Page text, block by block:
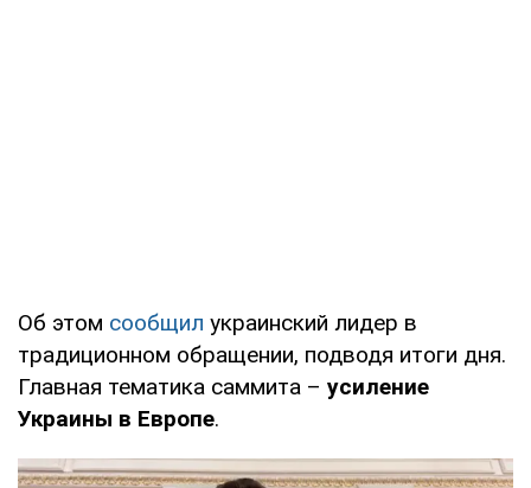
Об этом сообщил украинский лидер в
традиционном обращении, подводя итоги дня.
Главная тематика саммита – усиление
Украины в Европе.